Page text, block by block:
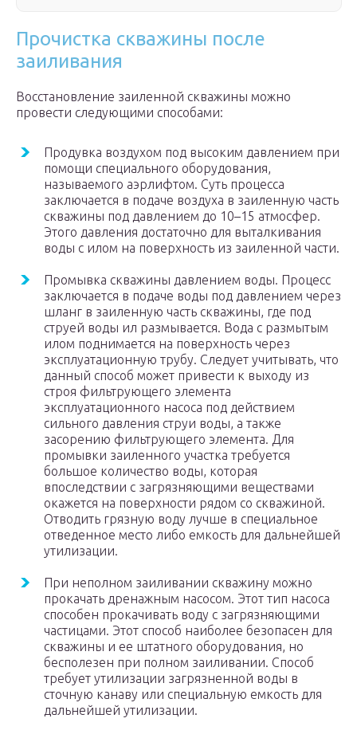
Прочистка скважины после
заиливания
Восстановление заиленной скважины можно
провести следующими способами:
Продувка воздухом под высоким давлением при
помощи специального оборудования,
называемого аэрлифтом. Суть процесса
заключается в подаче воздуха в заиленную часть
скважины под давлением до 10–15 атмосфер.
Этого давления достаточно для выталкивания
воды с илом на поверхность из заиленной части.
Промывка скважины давлением воды. Процесс
заключается в подаче воды под давлением через
шланг в заиленную часть скважины, где под
струей воды ил размывается. Вода с размытым
илом поднимается на поверхность через
эксплуатационную трубу. Следует учитывать, что
данный способ может привести к выходу из
строя фильтрующего элемента
эксплуатационного насоса под действием
сильного давления струи воды, а также
засорению фильтрующего элемента. Для
промывки заиленного участка требуется
большое количество воды, которая
впоследствии с загрязняющими веществами
окажется на поверхности рядом со скважиной.
Отводить грязную воду лучше в специальное
отведенное место либо емкость для дальнейшей
утилизации.
При неполном заиливании скважину можно
прокачать дренажным насосом. Этот тип насоса
способен прокачивать воду с загрязняющими
частицами. Этот способ наиболее безопасен для
скважины и ее штатного оборудования, но
бесполезен при полном заиливании. Способ
требует утилизации загрязненной воды в
сточную канаву или специальную емкость для
дальнейшей утилизации.